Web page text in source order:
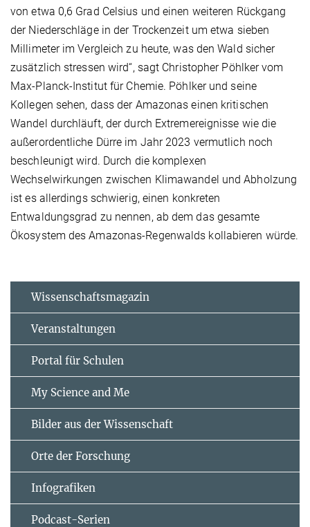
von etwa 0,6 Grad Celsius und einen weiteren Rückgang
der Niederschläge in der Trockenzeit um etwa sieben
Millimeter im Vergleich zu heute, was den Wald sicher
zusätzlich stressen wird“, sagt Christopher Pöhlker vom
Max-Planck-Institut für Chemie. Pöhlker und seine
Kollegen sehen, dass der Amazonas einen kritischen
Wandel durchläuft, der durch Extremereignisse wie die
außerordentliche Dürre im Jahr 2023 vermutlich noch
beschleunigt wird. Durch die komplexen
Wechselwirkungen zwischen Klimawandel und Abholzung
ist es allerdings schwierig, einen konkreten
Entwaldungsgrad zu nennen, ab dem das gesamte
Ökosystem des Amazonas-Regenwalds kollabieren würde.
Wissenschaftsmagazin
Veranstaltungen
Portal für Schulen
My Science and Me
Bilder aus der Wissenschaft
Orte der Forschung
Infografiken
Podcast-Serien